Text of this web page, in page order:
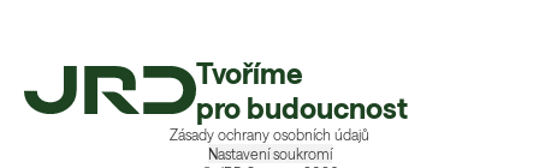
Tvoříme
pro budoucnost
Zásady ochrany osobních údajů
Nastavení soukromí